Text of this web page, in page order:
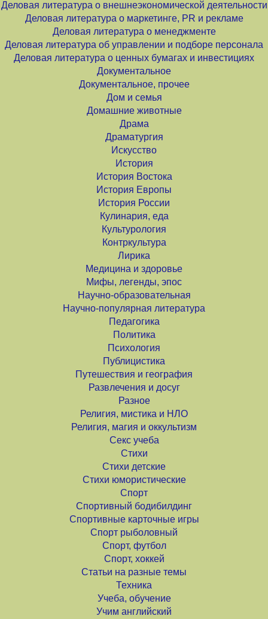
Деловая литература о внешнеэкономической деятельности
Деловая литература о маркетинге, PR и рекламе
Деловая литература о менеджменте
Деловая литература об управлении и подборе персонала
Деловая литература о ценных бумагах и инвестициях
Документальное
Документальное, прочее
Дом и семья
Домашние животные
Драма
Драматургия
Искусство
История
История Востока
История Европы
История России
Кулинария, еда
Культурология
Контркультура
Лирика
Медицина и здоровье
Мифы, легенды, эпос
Научно-образовательная
Научно-популярная литература
Педагогика
Политика
Психология
Публицистика
Путешествия и география
Развлечения и досуг
Разное
Религия, мистика и НЛО
Религия, магия и оккультизм
Секс учеба
Стихи
Стихи детские
Стихи юмористические
Спорт
Спортивный бодибилдинг
Спортивные карточные игры
Спорт рыболовный
Спорт, футбол
Спорт, хоккей
Статьи на разные темы
Техника
Учеба, обучение
Учим английский